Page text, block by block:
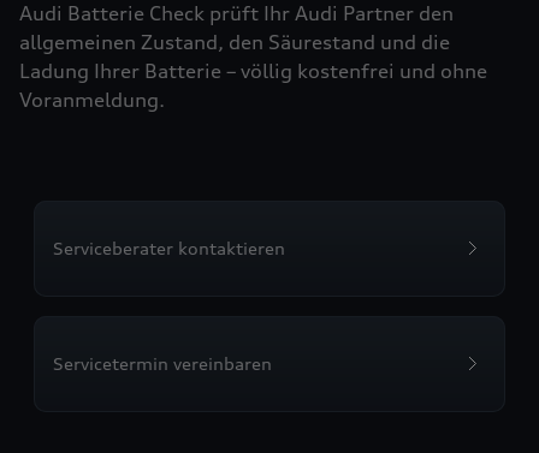
Audi Batterie Check prüft Ihr Audi Partner den
allgemeinen Zustand, den Säurestand und die
Ladung Ihrer Batterie – völlig kostenfrei und ohne
Voranmeldung.
Serviceberater kontaktieren
Servicetermin vereinbaren